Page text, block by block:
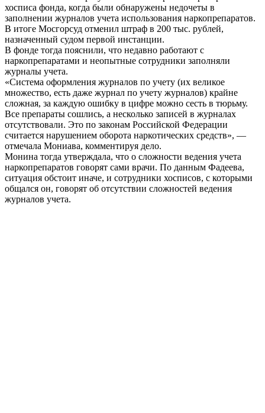
хосписа фонда, когда были обнаружены недочеты в
заполнении журналов учета использования наркопрепаратов.
В итоге Мосгорсуд отменил штраф в 200 тыс. рублей,
назначенный судом первой инстанции.
В фонде тогда пояснили, что недавно работают с
наркопрепаратами и неопытные сотрудники заполняли
журналы учета.
«Система оформления журналов по учету (их великое
множество, есть даже журнал по учету журналов) крайне
сложная, за каждую ошибку в цифре можно сесть в тюрьму.
Все препараты сошлись, а несколько записей в журналах
отсутствовали. Это по законам Российской Федерации
считается нарушением оборота наркотических средств», —
отмечала Мониава, комментируя дело.
Монина тогда утверждала, что о сложности ведения учета
наркопрепаратов говорят сами врачи. По данным Фадеева,
ситуация обстоит иначе, и сотрудники хосписов, с которыми
общался он, говорят об отсутствии сложностей ведения
журналов учета.